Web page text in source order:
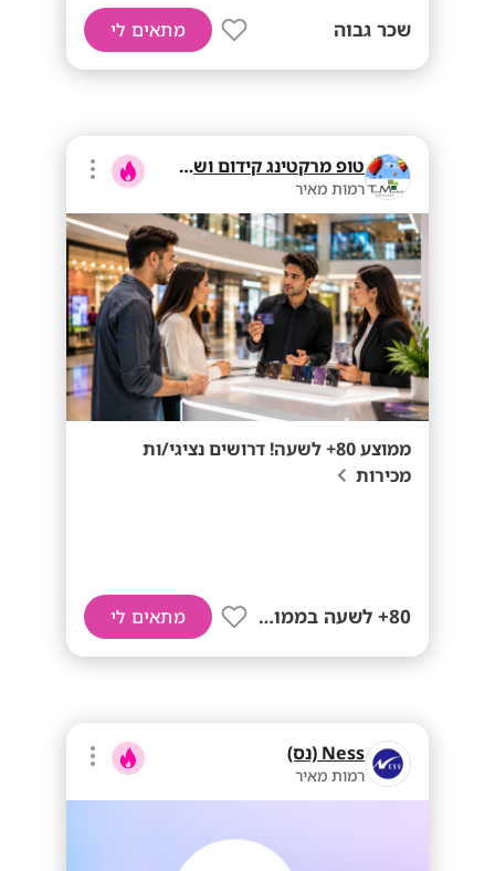
שכר גבוה מתאים לי
טופ מרקטינג קידום ושיווק בע"מ
רמות מאיר
ממוצע 80+ לשעה! דרושים נציגי/ות
מכירות
80+ לשעה בממוצע מתאים לי
Ness (נס)
רמות מאיר